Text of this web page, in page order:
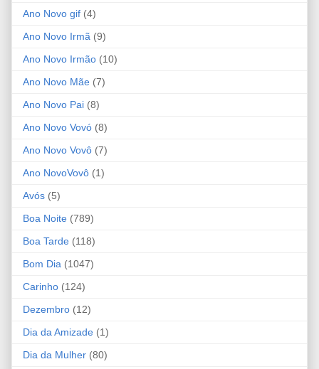
Ano Novo gif (4)
Ano Novo Irmã (9)
Ano Novo Irmão (10)
Ano Novo Mãe (7)
Ano Novo Pai (8)
Ano Novo Vovó (8)
Ano Novo Vovô (7)
Ano NovoVovô (1)
Avós (5)
Boa Noite (789)
Boa Tarde (118)
Bom Dia (1047)
Carinho (124)
Dezembro (12)
Dia da Amizade (1)
Dia da Mulher (80)